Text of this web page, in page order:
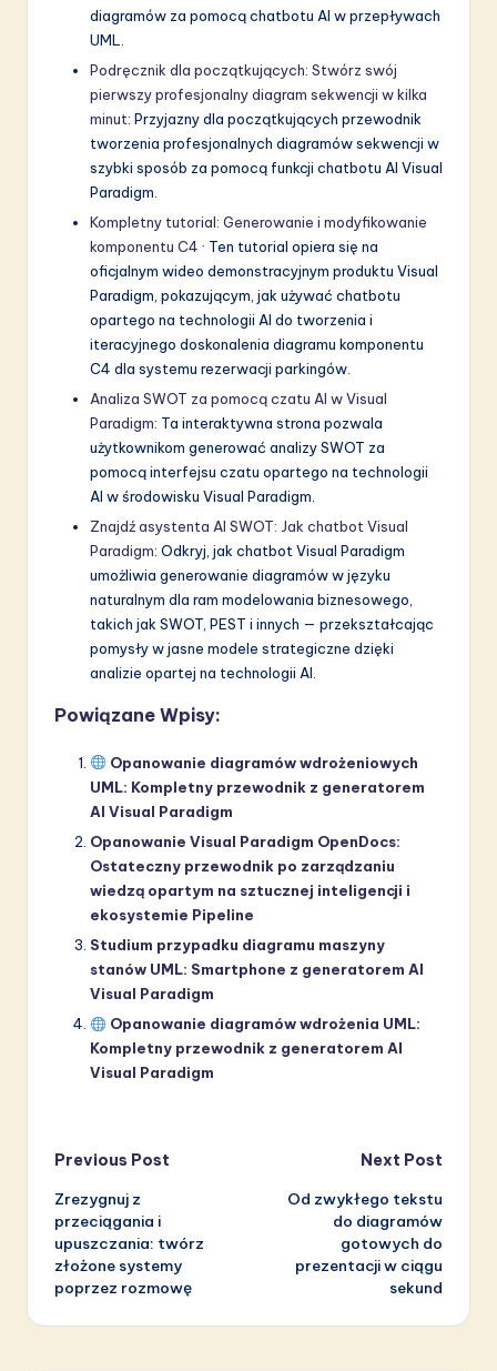
diagramów za pomocą chatbotu AI w przepływach
UML.
Podręcznik dla początkujących: Stwórz swój
pierwszy profesjonalny diagram sekwencji w kilka
minut: Przyjazny dla początkujących przewodnik
tworzenia profesjonalnych diagramów sekwencji w
szybki sposób za pomocą funkcji chatbotu AI Visual
Paradigm.
Kompletny tutorial: Generowanie i modyfikowanie
komponentu C4 · Ten tutorial opiera się na
oficjalnym wideo demonstracyjnym produktu Visual
Paradigm, pokazującym, jak używać chatbotu
opartego na technologii AI do tworzenia i
iteracyjnego doskonalenia diagramu komponentu
C4 dla systemu rezerwacji parkingów.
Analiza SWOT za pomocą czatu AI w Visual
Paradigm: Ta interaktywna strona pozwala
użytkownikom generować analizy SWOT za
pomocą interfejsu czatu opartego na technologii
AI w środowisku Visual Paradigm.
Znajdź asystenta AI SWOT: Jak chatbot Visual
Paradigm: Odkryj, jak chatbot Visual Paradigm
umożliwia generowanie diagramów w języku
naturalnym dla ram modelowania biznesowego,
takich jak SWOT, PEST i innych — przekształcając
pomysły w jasne modele strategiczne dzięki
analizie opartej na technologii AI.
Powiązane Wpisy:
Opanowanie diagramów wdrożeniowych
UML: Kompletny przewodnik z generatorem
AI Visual Paradigm
Opanowanie Visual Paradigm OpenDocs:
Ostateczny przewodnik po zarządzaniu
wiedzą opartym na sztucznej inteligencji i
ekosystemie Pipeline
Studium przypadku diagramu maszyny
stanów UML: Smartphone z generatorem AI
Visual Paradigm
Opanowanie diagramów wdrożenia UML:
Kompletny przewodnik z generatorem AI
Visual Paradigm
Post
navigation
Previous Post
Zrezygnuj z
przeciągania i
upuszczania: twórz
złożone systemy
poprzez rozmowę
Next Post
Od zwykłego tekstu
do diagramów
gotowych do
prezentacji w ciągu
sekund